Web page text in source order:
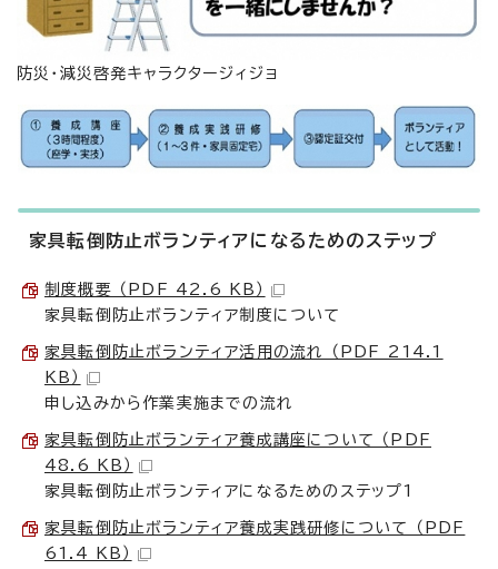
防災・減災啓発キャラクタージィジョ
家具転倒防止ボランティアになるためのステップ
制度概要 （PDF 42.6 KB）
家具転倒防止ボランティア制度について
家具転倒防止ボランティア活用の流れ （PDF 214.1
KB）
申し込みから作業実施までの流れ
家具転倒防止ボランティア養成講座について （PDF
48.6 KB）
家具転倒防止ボランティアになるためのステップ1
家具転倒防止ボランティア養成実践研修について （PDF
61.4 KB）